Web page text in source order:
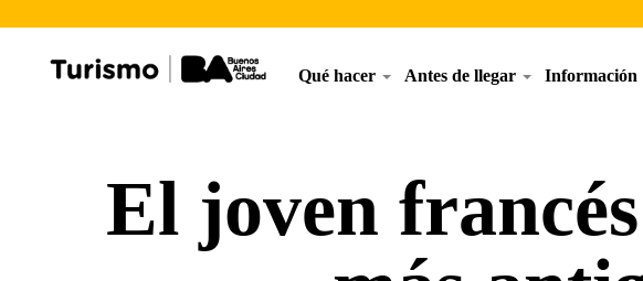
Qué hacer Antes de llegar Información
El joven